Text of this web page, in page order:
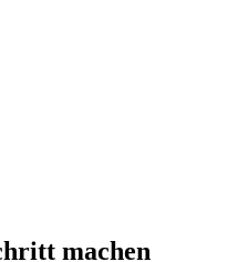
machen